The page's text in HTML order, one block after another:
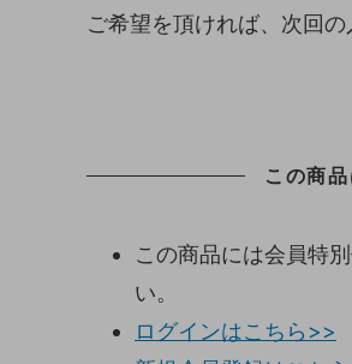
ご希望を頂ければ、次回
この商
この商品には会員特
い。
ログインはこちら>>